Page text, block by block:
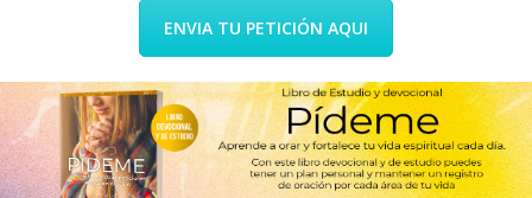
ENVIA TU PETICIÓN AQUI